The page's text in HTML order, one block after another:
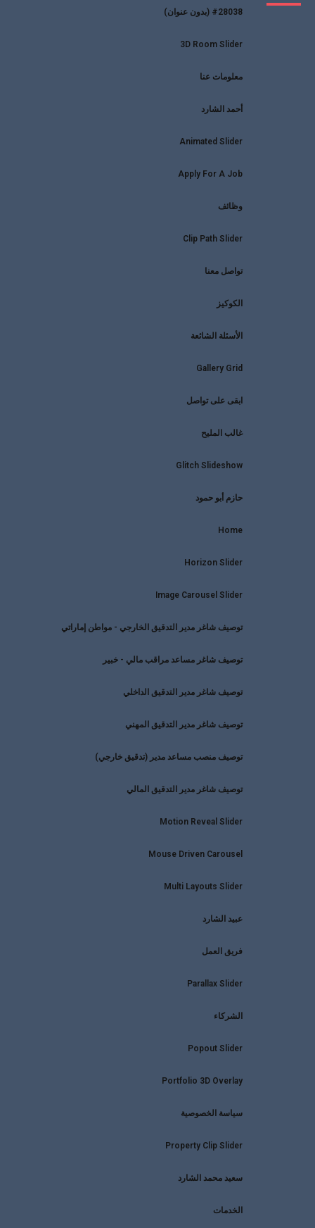
#28038 (بدون عنوان)
3D Room Slider
معلومات عنا
أحمد الشارد
Animated Slider
Apply For A Job
وظائف
Clip Path Slider
تواصل معنا
الكوكيز
الأسئلة الشائعة
Gallery Grid
ابقى على تواصل
غالب المليح
Glitch Slideshow
حازم أبو حمود
Home
Horizon Slider
Image Carousel Slider
توصيف شاغر مدير التدقيق الخارجي - مواطن إماراتي
توصيف شاغر مساعد مراقب مالي - خبير
توصيف شاغر مدير التدقيق الداخلي
توصيف شاغر مدير التدقيق المهني
توصيف منصب مساعد مدير (تدقيق خارجي)
توصيف شاغر مدير التدقيق المالي
Motion Reveal Slider
Mouse Driven Carousel
Multi Layouts Slider
عبيد الشارد
فريق العمل
Parallax Slider
الشركاء
Popout Slider
Portfolio 3D Overlay
سياسة الخصوصية
Property Clip Slider
سعيد محمد الشارد
الخدمات